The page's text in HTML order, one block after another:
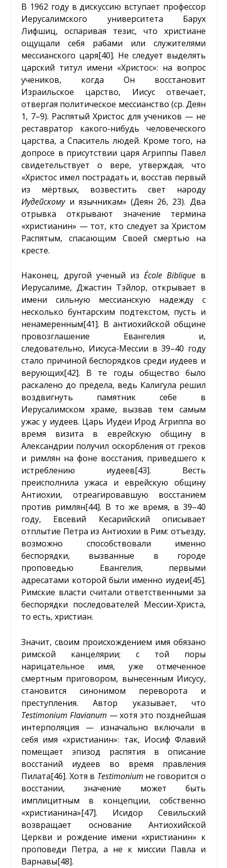
В 1962 году в дискуссию вступает профессор
Иерусалимского университета Барух
Лифшиц, оспаривая тезис, что христиане
ощущали себя рабами или служителями
мессианского царя[40]. Не следует выделять
царский титул имени «Христос»: на вопрос
учеников, когда Он восстановит
Израильское царство, Иисус отвечает,
отвергая политическое мессианство (ср. Деян
1, 7–9). Распятый Христос для учеников — не
реставратор какого-нибудь человеческого
царства, а Спаситель людей. Кроме того, на
допросе в присутствии царя Агриппы Павел
свидетельствует о вере, утверждая, что
«Христос имел пострадать и, восстав первый
из мёртвых, возвестить свет народу
Иудейскомуи язычникам» (Деян 26, 23). Два
отрывка открывают значение термина
«христианин» — тот, кто следует за Христом
Распятым, спасающим Своей смертью на
кресте.
Наконец, другой ученый изÉcole Biblique в
Иерусалиме, Джастин Тэйлор, открывает в
имени сильную мессианскую надежду с
несколько бунтарским подтекстом, пусть и
ненамеренным[41]. В антиохийской общине
провозглашение Евангелия и,
следовательно, Иисуса-Мессии в 39–40 году
стало причиной беспорядков среди иудеев и
верующих[42]. В те годы общество было
раскалено до предела, ведь Калигула решил
воздвигнуть памятник себе в
Иерусалимском храме, вызвав тем самым
ужас у иудеев. Царь Иудеи Ирод Агриппа во
время визита в еврейскую общину в
Александрии получил оскорбления от греков
и римлян на фоне восстания, приведшего к
истреблению иудеев[43]. Весть
преисполнила ужаса и еврейскую общину
Антиохии, отреагировавшую восстанием
против римлян[44]. В то же время, в 39–40
году, Евсевий Кесарийский описывает
отплытие Петра из Антиохии в Рим: отъезду,
возможно способствовали именно
беспорядки, вызванные в городе
проповедью Евангелия, первыми
адресатами которой были именно иудеи[45].
Римские власти считали ответственными за
беспорядки последователей Мессии-Христа,
то есть, христиан.
Значит, своим происхождением имя обязано
римской канцелярии; с той поры
нарицательное имя, уже отмеченное
смертным приговором, вынесенным Иисусу,
становится синонимом переворота и
преступления. Автор указывает, что
Testimonium Flavianum — хотя это позднейшая
интерполяция — изначально включали в
себя имя «христианин»: так, Иосиф Флавий
помещает эпизод распятия в описание
восстаний иудеев во время правления
Пилата[46]. Хотя в Testimonium не говорится о
восстании, значение может быть
имплицитным в концепции, собственно
«христианина»[47]. Исидор Севильский
возвращает основание Антиохийской
Церкви и рождение имени «христианин» к
проповеди Петра, а не к миссии Павла и
Варнавы[48].